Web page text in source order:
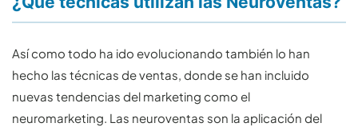
Así como todo ha ido evolucionando también lo han
hecho las técnicas de ventas, donde se han incluido
nuevas tendencias del marketing como el
neuromarketing. Las neuroventas son la aplicación del